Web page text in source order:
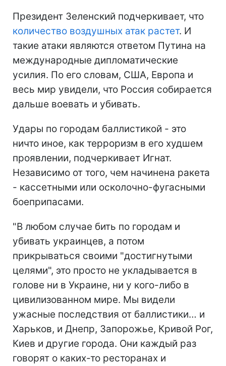
Президент Зеленский подчеркивает, что
количество воздушных атак растет. И
такие атаки являются ответом Путина на
международные дипломатические
усилия. По его словам, США, Европа и
весь мир увидели, что Россия собирается
дальше воевать и убивать.
Удары по городам баллистикой - это
ничто иное, как терроризм в его худшем
проявлении, подчеркивает Игнат.
Независимо от того, чем начинена ракета
- кассетными или осколочно-фугасными
боеприпасами.
"В любом случае бить по городам и
убивать украинцев, а потом
прикрываться своими "достигнутыми
целями", это просто не укладывается в
голове ни в Украине, ни у кого-либо в
цивилизованном мире. Мы видели
ужасные последствия от баллистики… и
Харьков, и Днепр, Запорожье, Кривой Рог,
Киев и другие города. Они каждый раз
говорят о каких-то ресторанах и